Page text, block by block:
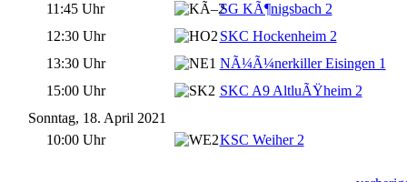
11:45 Uhr
SG KÃ¶nigsbach 2
12:30 Uhr
SKC Hockenheim 2
13:30 Uhr
NÃ¼Ã¼nerkiller Eisingen 1
15:00 Uhr
SKC A9 AltluÃŸheim 2
Sonntag, 18. April 2021
10:00 Uhr
KSC Weiher 2